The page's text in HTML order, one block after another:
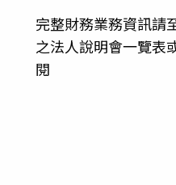
完整財務業務資訊請
之法人說明會一覽表
閱